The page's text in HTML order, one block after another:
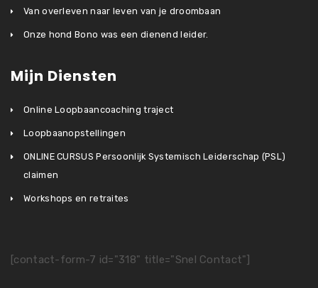
Van overleven naar leven van je droombaan
Onze hond Bono was een dienend leider.
Mijn Diensten
Online Loopbaancoaching traject
Loopbaanopstellingen
ONLINE CURSUS Persoonlijk Systemisch Leiderschap (PSL)
claimen
Workshops en retraites
[contact-form-7 id="318" title="Snel Contact"]